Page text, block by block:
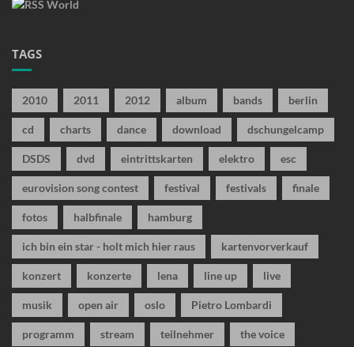
TAGS
2010 2011 2012 album bands berlin
cd charts dance download dschungelcamp
DSDS dvd eintrittskarten elektro esc
eurovision song contest festival festivals finale
fotos halbfinale hamburg
ich bin ein star - holt mich hier raus kartenvorverkauf
konzert konzerte lena line up live
musik open air oslo Pietro Lombardi
programm stream teilnehmer the voice